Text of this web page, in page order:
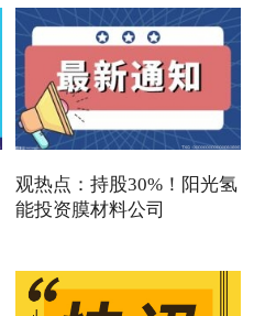
观热点：持股30%！阳光氢
能投资膜材料公司